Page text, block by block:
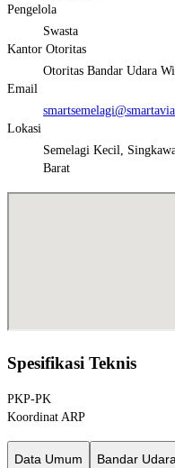
Pengelola
Swasta
Kantor Otoritas
Otoritas Bandar Udara
Email
Lokasi
Semelagi Kecil,
Barat
Spesifikasi Teknis
PKP-PK
Koordinat ARP
Data Umum Bandar